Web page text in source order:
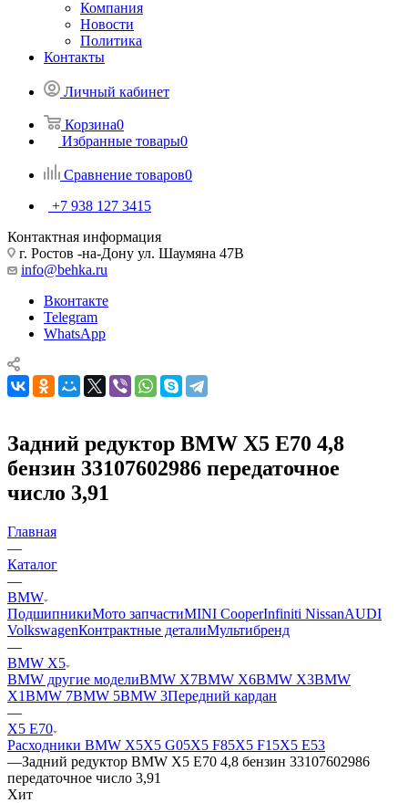
Компания
Новости
Политика
Контакты
Личный кабинет
Корзина0
Избранные товары0
Сравнение товаров0
+7 938 127 3415
Контактная информация
г. Ростов -на-Дону ул. Шаумяна 47В
info@behka.ru
Вконтакте
Telegram
WhatsApp
Задний редуктор BMW X5 E70 4,8
бензин 33107602986 передаточное
число 3,91
Главная
—
Каталог
—
BMW
ПодшипникиМото запчастиMINI CooperInfiniti NissanAUDI
VolkswagenКонтрактные деталиМультибренд
—
BMW X5
BMW другие моделиBMW X7BMW X6BMW X3BMW
X1BMW 7BMW 5BMW 3Передний кардан
—
X5 E70
Расходники BMW X5X5 G05X5 F85X5 F15X5 E53
—Задний редуктор BMW X5 E70 4,8 бензин 33107602986
передаточное число 3,91
Хит